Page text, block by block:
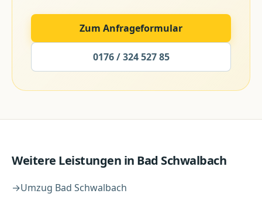
Zum Anfrageformular
0176 / 324 527 85
Weitere Leistungen in Bad Schwalbach
→Umzug Bad Schwalbach